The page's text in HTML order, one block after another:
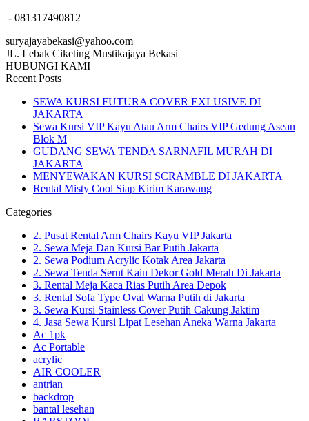
- 081317490812
suryajayabekasi@yahoo.com
JL. Lebak Ciketing Mustikajaya Bekasi
HUBUNGI KAMI
Recent Posts
SEWA KURSI FUTURA COVER EXLUSIVE DI
JAKARTA
Sewa Kursi VIP Kayu Atau Arm Chairs VIP Gedung Asean
Blok M
GUDANG SEWA TENDA SARNAFIL MURAH DI
JAKARTA
MENYEWAKAN KURSI SCRAMBLE DI JAKARTA
Rental Misty Cool Siap Kirim Karawang
Categories
2. Pusat Rental Arm Chairs Kayu VIP Jakarta
2. Sewa Meja Dan Kursi Bar Putih Jakarta
2. Sewa Podium Acrylic Kotak Area Jakarta
2. Sewa Tenda Serut Kain Dekor Gold Merah Di Jakarta
3. Rental Meja Kaca Rias Putih Area Depok
3. Rental Sofa Type Oval Warna Putih di Jakarta
3. Sewa Kursi Stainless Cover Putih Cakung Jaktim
4. Jasa Sewa Kursi Lipat Lesehan Aneka Warna Jakarta
Ac 1pk
Ac Portable
acrylic
AIR COOLER
antrian
backdrop
bantal lesehan